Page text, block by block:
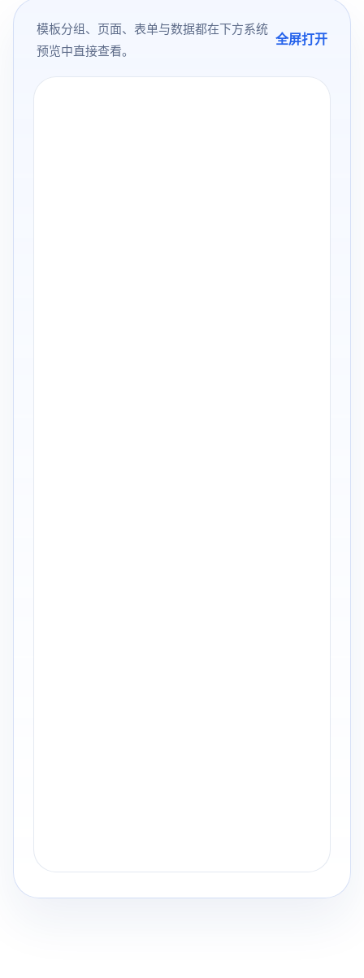
模板分组、页面、表单与数据都在下方系统
预览中直接查看。
全屏打开